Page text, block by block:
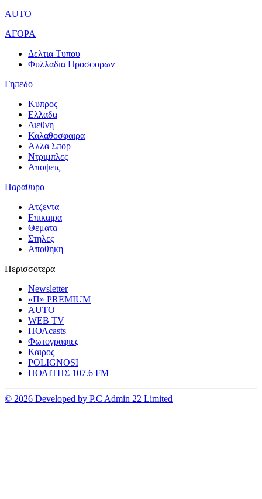
AUTO
ΑΓΟΡΑ
Δελτια Τυπου
Φυλλαδια Προσφορων
Γηπεδο
Κυπρος
Ελλαδα
Διεθνη
Καλαθοσφαιρα
Αλλα Σπορ
Ντριμπλες
Αποψεις
Παραθυρο
Ατζεντα
Επικαιρα
Θεματα
Στηλες
Αποθηκη
Περισσοτερα
Newsletter
«Π» PREMIUM
AUTO
WEB TV
ΠΟΛcasts
Φωτογραφιες
Καιρος
POLIGNOSI
ΠΟΛΙΤΗΣ 107.6 FM
© 2026 Developed by P.C Admin 22 Limited